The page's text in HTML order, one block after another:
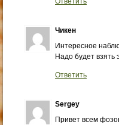
Чикен
Интересное
Надо будет взять
Ответить
Sergey
Привет всем